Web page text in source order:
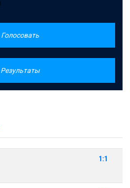
Голосовать
Результаты
1:1